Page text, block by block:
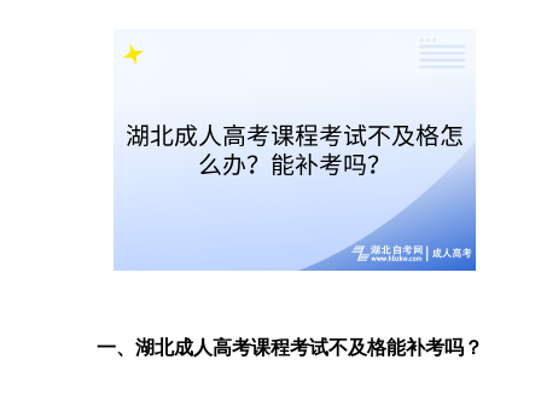
一、湖北成人高考课程考试不及格能补考吗？